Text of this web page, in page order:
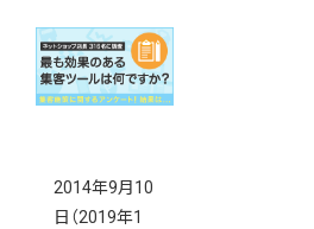
2014年9月10
日 （2019年1